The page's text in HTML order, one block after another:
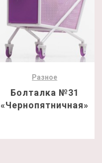
Разное
Болталка №31
«Чернопятничная»